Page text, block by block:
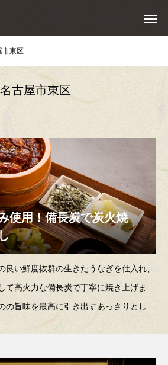
市東区
名古屋市東区
使用！備長炭で炭火焼
良い鮮度抜群の生きたうなぎを仕入れ、
て高火力な備長炭で丁寧に焼き上げま
の旨味を最高に引き出すあっさりとした
魚沼産コシヒカリを使用し、うなぎの蒲